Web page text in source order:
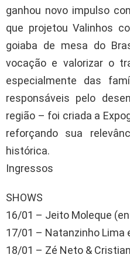
ganhou novo impulso
que projetou Valinhos
goiaba de mesa do
vocação e valorizar o
especialmente das
responsáveis pelo
região – foi criada a
reforçando sua
histórica.
Ingressos
SHOWS
16/01 – Jeito Moleque
17/01 – Natanzinho Lima
18/01 – Zé Neto &